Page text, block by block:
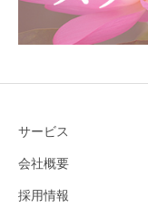
サービス
会社概要
採用情報